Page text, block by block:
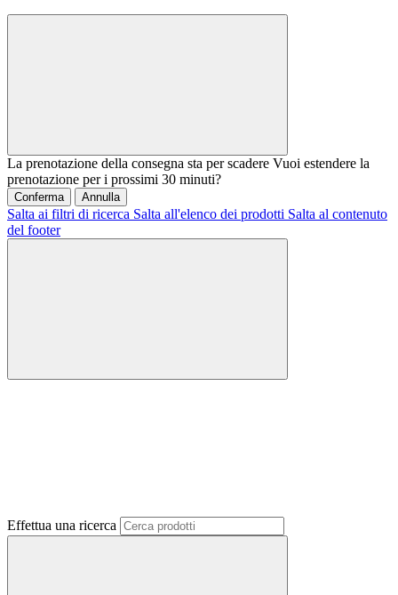
La prenotazione della consegna sta per scadere Vuoi estendere la
prenotazione per i prossimi 30 minuti?
Conferma Annulla
Salta ai filtri di ricerca Salta all'elenco dei prodotti Salta al contenuto
del footer
Effettua una ricerca